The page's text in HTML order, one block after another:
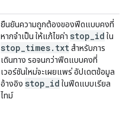
ยืนยันความถูกต้องของฟีดแบบคงที่
หากจำเป็น ให้แก้ไขค่า stop id ใน
stop times. txtสำหรับการ
เดินทาง รอจนกว่าฟีดแบบคงที่
เวอร์ชันใหม่จะเผยแพร่ อัปเดตข้อมูล
อ้างอิง stop id ในฟีดแบบเรียล
ไทม์